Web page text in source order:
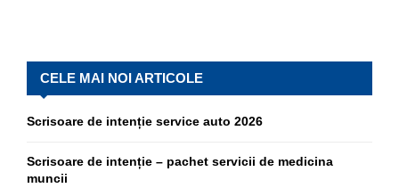
CELE MAI NOI ARTICOLE
Scrisoare de intenție service auto 2026
Scrisoare de intenție – pachet servicii de medicina
muncii